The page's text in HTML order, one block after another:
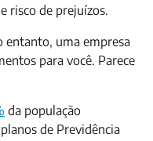
risco de prejuízos.
entanto, uma empresa
para você. Parece
da população
de Previdência